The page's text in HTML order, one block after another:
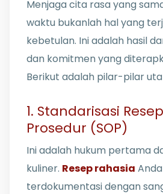
Menjaga cita rasa yang
waktu bukanlah hal yang
kebetulan. Ini adalah hasil
dan komitmen yang
Berikut adalah pilar-pilar
1. Standarisasi
Prosedur (SOP)
Ini adalah hukum pertama
kuliner. Resep rahasia
terdokumentasi dengan